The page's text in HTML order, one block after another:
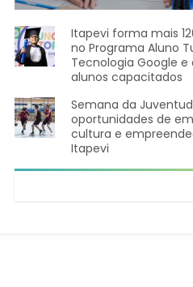
A rede municipal de ensino
Itapevi forma mais
no Programa Aluno
Tecnologia Google
alunos capacitados
Semana da
oportunidades de
cultura e
Itapevi